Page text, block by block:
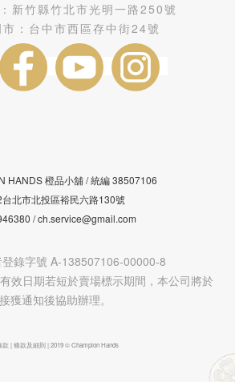
新竹縣竹北市光明一路250號
： 台中市西區存中街24號
HANDS 橙品小舖 /統編38507106
台北市北投區裕民六路130號
/ ch.service@gmail.com
錄字號 A-138507106-00000-8
效日期若短於賣場標示期間，本公司將於
接獲通知後協助辦理。
| 條款及細則 | 2019 © Champion Hands